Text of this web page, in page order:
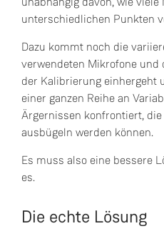
unterschiedlichen Punkten
Dazu kommt noch die
verwendeten Mikrofone
der Kalibrierung einhergeht
einer ganzen Reihe an
Ärgernissen konfrontiert,
ausbügeln werden können.
Es muss also eine bessere
es.
Die echte Lösung